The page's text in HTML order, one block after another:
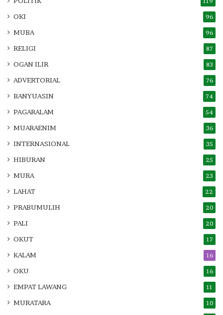
OKI 96
MUBA 96
RELIGI 87
OGAN ILIR 83
ADVERTORIAL 76
BANYUASIN 74
PAGARALAM 54
MUARAENIM 36
INTERNASIONAL 35
HIBURAN 25
MURA 23
LAHAT 22
PRABUMULIH 20
PALI 20
OKUT 17
KALAM 16
OKU 16
EMPAT LAWANG 11
MURATARA 10